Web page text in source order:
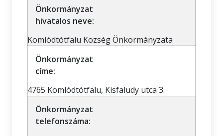
Önkormányzat
hivatalos neve:
Komlódtótfalu Község Önkormányzata
Önkormányzat
címe:
4765 Komlódtótfalu, Kisfaludy utca 3.
Önkormányzat
telefonszáma: